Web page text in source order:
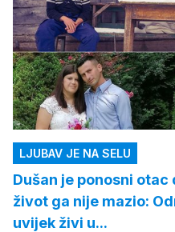
LJUBAV JE NA SELU
Dušan je ponosni
život ga nije mazio:
uvijek živi u...